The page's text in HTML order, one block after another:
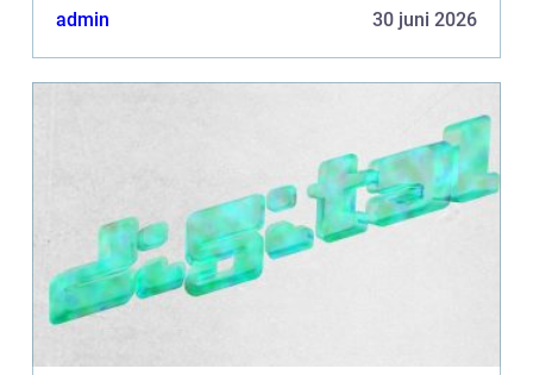
admin 30 juni 2026